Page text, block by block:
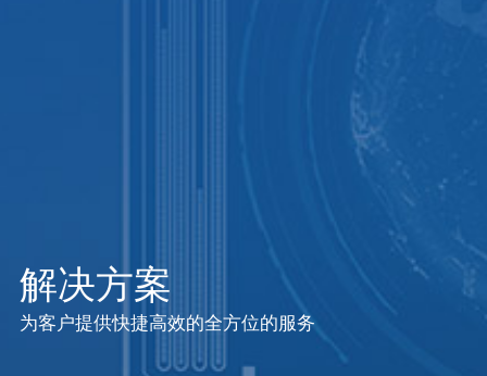
解决方案
为客户提供快捷高效的全方位的服务